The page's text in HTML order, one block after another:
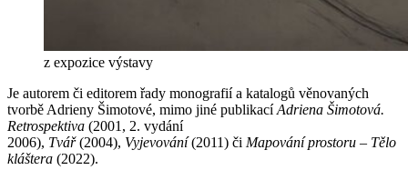
z expozice výstavy
Je autorem či editorem řady monografií a katalogů věnovaných
tvorbě Adrieny Šimotové, mimo jiné publikacíAdriena Šimotová.
Retrospektiva (2001, 2. vydání
2006), Tvář(2004), Vyjevování(2011) či Mapování prostoru – Tělo
kláštera (2022).